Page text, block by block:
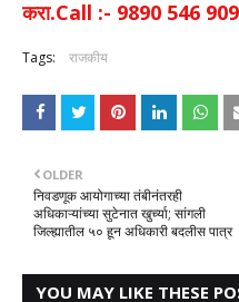
करा.Call :- 9890 546
Tags: राजकीय
OLDER
निवडणूक आयोगाच्या तंबीनंतरही
अधिकाऱ्यांच्या सुटेनात खुर्च्या; सांगली
जिल्ह्यातील ५० हून अधिकारी बदलीस पात्र
YOU MAY LIKE THESE